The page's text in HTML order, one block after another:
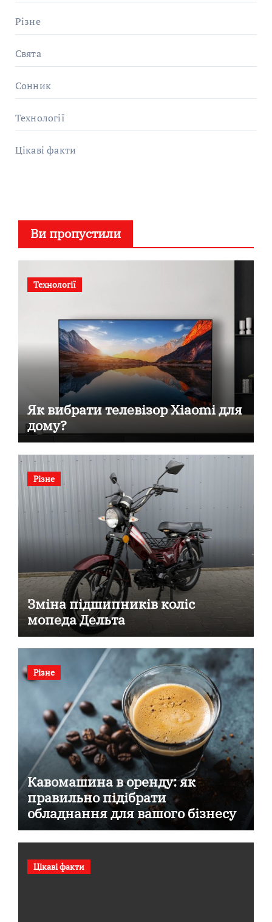
Різне
Свята
Сонник
Технології
Цікаві факти
Ви пропустили
Технології
Як вибрати телевізор Xiaomi для
дому?
Різне
Зміна підшипників коліс
мопеда Дельта
Різне
Кавомашина в оренду: як
правильно підібрати
обладнання для вашого бізнесу
Цікаві факти